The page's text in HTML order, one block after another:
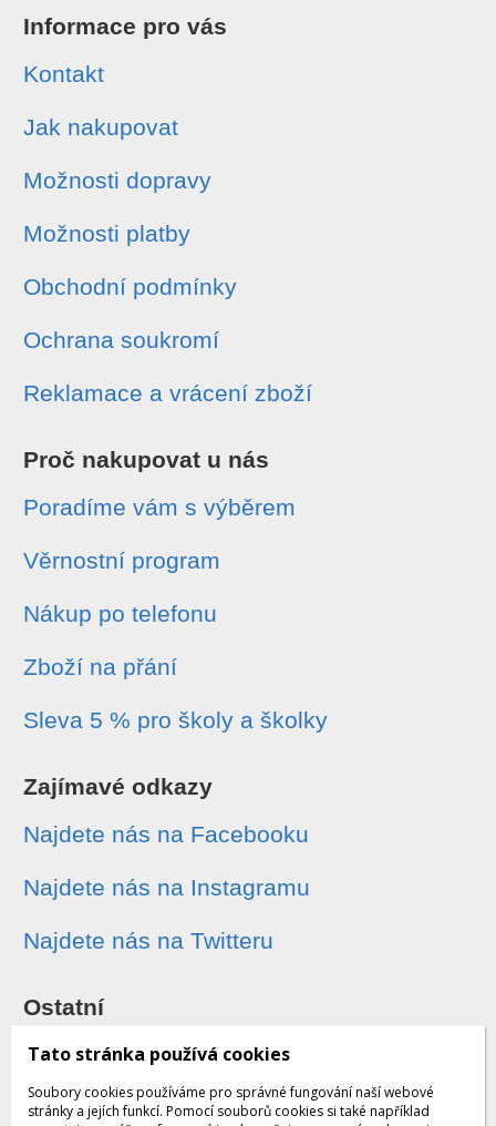
Informace pro vás
Kontakt
Jak nakupovat
Možnosti dopravy
Možnosti platby
Obchodní podmínky
Ochrana soukromí
Reklamace a vrácení zboží
Proč nakupovat u nás
Poradíme vám s výběrem
Věrnostní program
Nákup po telefonu
Zboží na přání
Sleva 5 % pro školy a školky
Zajímavé odkazy
Najdete nás na Facebooku
Najdete nás na Instagramu
Najdete nás na Twitteru
Ostatní
Sledování zásilek
Dárkové poukazy
Tato stránka používá cookies
Soubory cookies používáme pro správné fungování naší webové
stránky a jejích funkcí. Pomocí souborů cookies si také například